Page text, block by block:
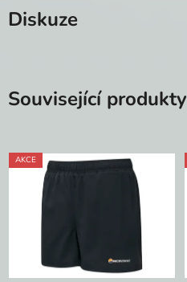
Diskuze
Související produkty
AKCE